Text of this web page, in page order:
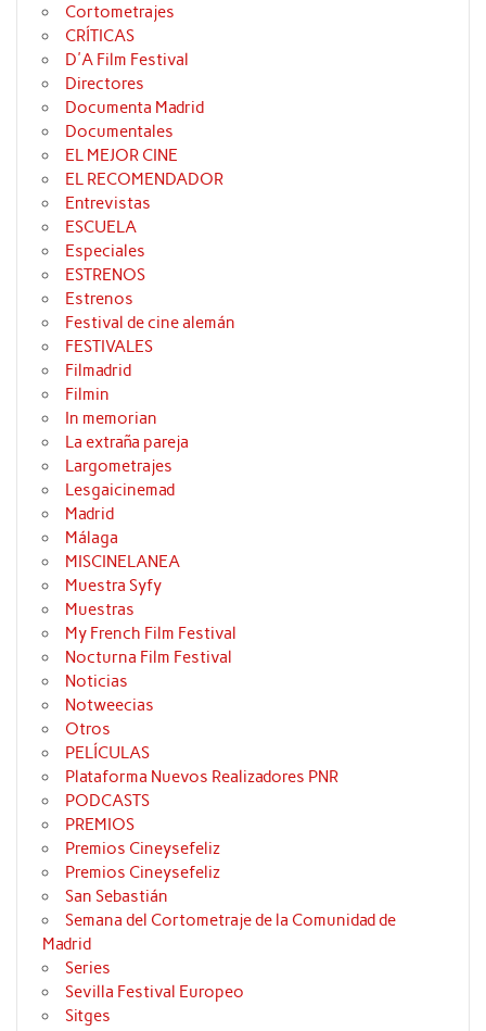
Cortometrajes
CRÍTICAS
D'A Film Festival
Directores
Documenta Madrid
Documentales
EL MEJOR CINE
EL RECOMENDADOR
Entrevistas
ESCUELA
Especiales
ESTRENOS
Estrenos
Festival de cine alemán
FESTIVALES
Filmadrid
Filmin
In memorian
La extraña pareja
Largometrajes
Lesgaicinemad
Madrid
Málaga
MISCINELANEA
Muestra Syfy
Muestras
My French Film Festival
Nocturna Film Festival
Noticias
Notweecias
Otros
PELÍCULAS
Plataforma Nuevos Realizadores PNR
PODCASTS
PREMIOS
Premios Cineysefeliz
Premios Cineysefeliz
San Sebastián
Semana del Cortometraje de la Comunidad de
Madrid
Series
Sevilla Festival Europeo
Sitges